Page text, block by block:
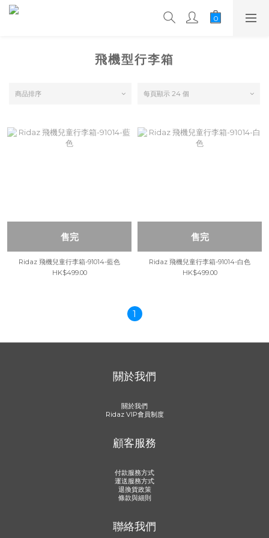
飛機型行李箱
商品排序 每頁顯示 24 個
售完
Ridaz 飛機兒童行李箱-91014-藍色
HK$499.00
售完
Ridaz 飛機兒童行李箱-91014-白色
HK$499.00
1
關於我們
關於我們
Ridaz VIP會員制度
顧客服務
付款服務方式
運送服務方式
退換貨政策
條款與細則
聯絡我們